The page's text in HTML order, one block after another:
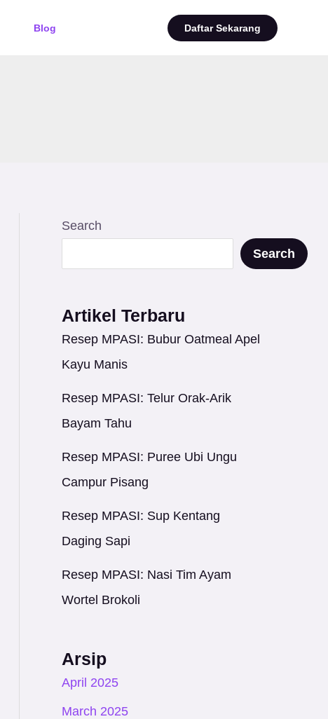
Blog Daftar Sekarang
Search
Search
Artikel Terbaru
Resep MPASI: Bubur Oatmeal Apel
Kayu Manis
Resep MPASI: Telur Orak-Arik
Bayam Tahu
Resep MPASI: Puree Ubi Ungu
Campur Pisang
Resep MPASI: Sup Kentang
Daging Sapi
Resep MPASI: Nasi Tim Ayam
Wortel Brokoli
Arsip
April 2025
March 2025